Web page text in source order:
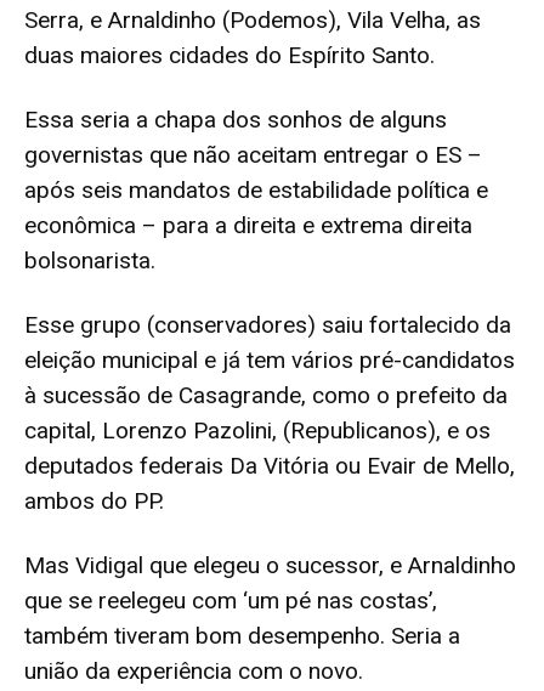
Serra, e Arnaldinho (Podemos), Vila Velha, as
duas maiores cidades do Espírito Santo.
Essa seria a chapa dos sonhos de alguns
governistas que não aceitam entregar o ES –
após seis mandatos de estabilidade política e
econômica – para a direita e extrema direita
bolsonarista.
Esse grupo (conservadores) saiu fortalecido da
eleição municipal e já tem vários pré-candidatos
à sucessão de Casagrande, como o prefeito da
capital, Lorenzo Pazolini, (Republicanos), e os
deputados federais Da Vitória ou Evair de Mello,
ambos do PP.
Mas Vidigal que elegeu o sucessor, e Arnaldinho
que se reelegeu com ‘um pé nas costas’,
também tiveram bom desempenho. Seria a
união da experiência com o novo.